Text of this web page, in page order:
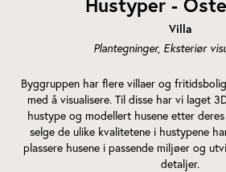
Villa
Plantegninger Eksteriør
Byggruppen har flere villaer og
med å visualisere. Til disse har vi laget
hustype og modellert husene etter
selge de ulike kvalitetene i hustypene
plassere husene i passende miljøer og
detaljer.